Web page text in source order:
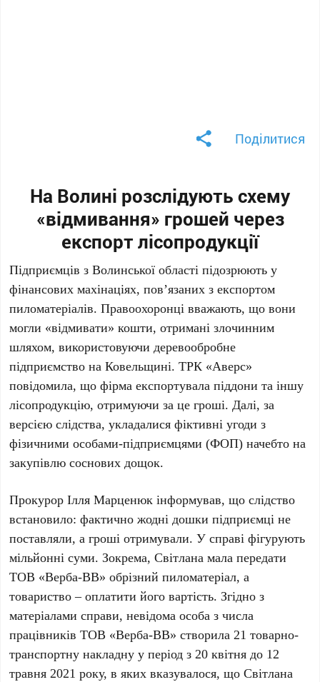
Поділитися
На Волині розслідують схему
«відмивання» грошей через
експорт лісопродукції
Підприємців з Волинської області підозрюють у
фінансових махінаціях, пов’язаних з експортом
пиломатеріалів. Правоохоронці вважають, що вони
могли «відмивати» кошти, отримані злочинним
шляхом, використовуючи деревообробне
підприємство на Ковельщині. ТРК «Аверс»
повідомила, що фірма експортувала піддони та іншу
лісопродукцію, отримуючи за це гроші. Далі, за
версією слідства, укладалися фіктивні угоди з
фізичними особами-підприємцями (ФОП) начебто на
закупівлю соснових дощок.
Прокурор Ілля Марценюк інформував, що слідство
встановило: фактично жодні дошки підприємці не
поставляли, а гроші отримували. У справі фігурують
мільйонні суми. Зокрема, Світлана мала передати
ТОВ «Верба-ВВ» обрізний пиломатеріал, а
товариство – оплатити його вартість. Згідно з
матеріалами справи, невідома особа з числа
працівників ТОВ «Верба-ВВ» створила 21 товарно-
транспортну накладну у період з 20 квітня до 12
травня 2021 року, в яких вказувалося, що Світлана